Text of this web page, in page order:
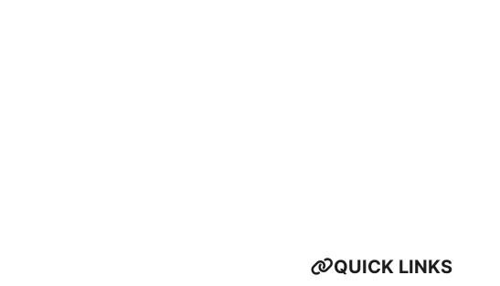
QUICK LINKS